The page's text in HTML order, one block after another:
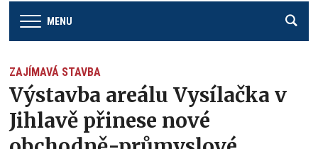
MENU
ZAJÍMAVÁ STAVBA
Výstavba areálu Vysílačka v
Jihlavě přinese nové